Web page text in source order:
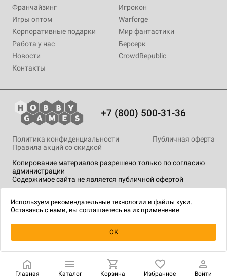
Уведомить о наличии
Франчайзинг
Игры оптом
Корпоративные подарки
Работа у нас
Новости
Контакты
Игрокон
Warforge
Мир фантастики
Берсерк
CrowdRepublic
+7 (800) 500-31-36
Копирование материалов разрешено только по согласию
администрации
Содержимое сайта не является публичной офертой
Политика конфиденциальности
Публичная оферта
Правила акций со скидкой
технологии.
Главная Каталог Корзина Избранное Войти
Используем рекомендательные технологии и файлы куки.
Оставаясь с нами, вы соглашаетесь на их применение
OK